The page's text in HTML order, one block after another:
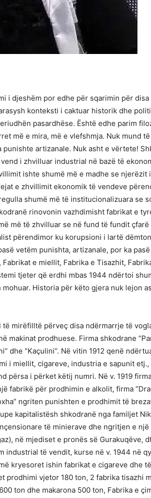
i djeshëm por edhe për sqarimin për
konteksti i caktuar historik dhe
pasardhëse. Është edhe parim
më e mira, më e vlefshmja. Nuk mund
artizanale. Nuk asht e vërtete!
i zhvilluar industrial në bazë të
ishte shumë më e madhe se
e zhvillimit ekonomik të vendeve
shumë më të institucionalizuara se
rinovonin vazhdimisht fabrikat e
më të zhvilluar se në fund të fundit
përendimor ku korupsioni i lartë
vetëm punishta, artizanale, por ka
e miellit, Fabrika e Tisazhit,
tjeter që erdhi mbas 1944 ndërtoi
Historia për këto gjera nuk lejon
të mirëfilltë përveç disa ndërmarrje të
makinat prodhuese. Firma shkodrane
dhe “Kaçulini”. Në vitin 1912 qenë
i miellit, cigareve, industria e sapunit
përsa i përket këtij numri. Në v. 1919
fabrikë për prodhimin e alkolit, firma
ngriten punishten e prodhimit të
kapitalistësh shkodranë nga familjet
të minierave dhe ngritjen e
në mjediset e pronës së Gurakuqëve,
industrial të vendit, kurse në v. 1944 në
kryesoret ishin fabrikat e cigareve dhe
prodhimi vjetor 180 ton, 2 fabrika tisazhi
ton dhe makarona 500 ton, Fabrika e